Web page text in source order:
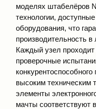
моделях штабелёров
технологии,
оборудования, что
производительность
Каждый узел проходит
проверочные
высоким техническим
элементы
мачты соответствуют